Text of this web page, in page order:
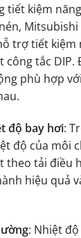
tiết kiệm
trợ tiết
công tắc
phù hợp
độ bay hơi:
độ của môi
theo tải điều
hiệu quả
: Nhiệt